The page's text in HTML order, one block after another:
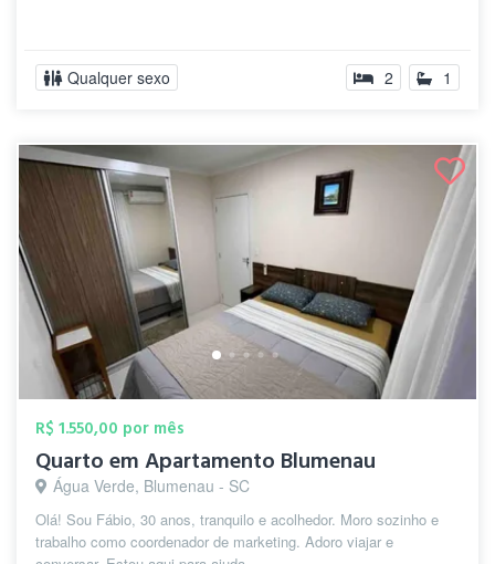
Qualquer sexo 2 1
R$ 1.550,00 por mês
Quarto em Apartamento Blumenau
Água Verde, Blumenau - SC
Olá! Sou Fábio, 30 anos, tranquilo e acolhedor. Moro sozinho e
trabalho como coordenador de marketing. Adoro viajar e